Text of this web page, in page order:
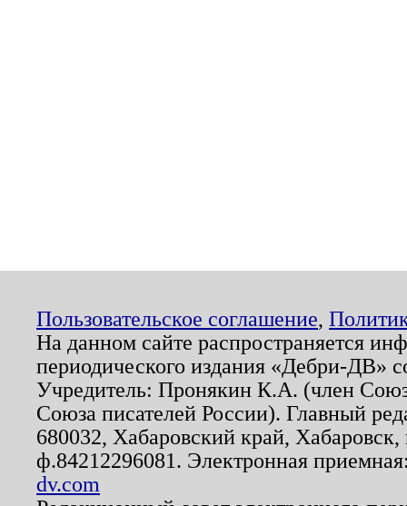
Пользовательское соглашение,
На данном сайте распространяется
периодического издания «Дебри-ДВ»
Учредитель: Пронякин К.А. (член
Союза писателей России). Главный
680032, Хабаровский край,
ф.84212296081. Электронная
dv.com